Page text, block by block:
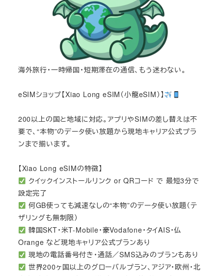
海外旅行・一時帰国・短期滞在の通信、もう迷わない。
eSIMショップ【Xiao Long eSIM（小龍eSIM）】
200以上の国と地域に対応。アプリやSIMの差し替えは不
要で、“本物”のデータ使い放題から現地キャリア公式プラ
ンまで揃います。
【Xiao Long eSIMの特徴】
クイックインストールリンク or QRコード で 最短3分で
設定完了
何GB使っても減速なしの“本物”のデータ使い放題（テ
ザリングも無制限）
韓国SKT・米T-Mobile・豪Vodafone・タイAIS・仏
Orange など現地キャリア公式プランあり
現地の電話番号付き・通話／SMS込みのプランもあり
世界200ヶ国以上のグローバルプラン、アジア・欧州・北